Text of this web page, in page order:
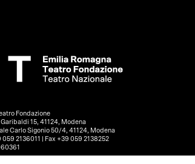
Fondazione
15, 41124, Modena
Carlo Sigonio 50/4, 41124, Modena
2136011 | Fax +39 059 2138252